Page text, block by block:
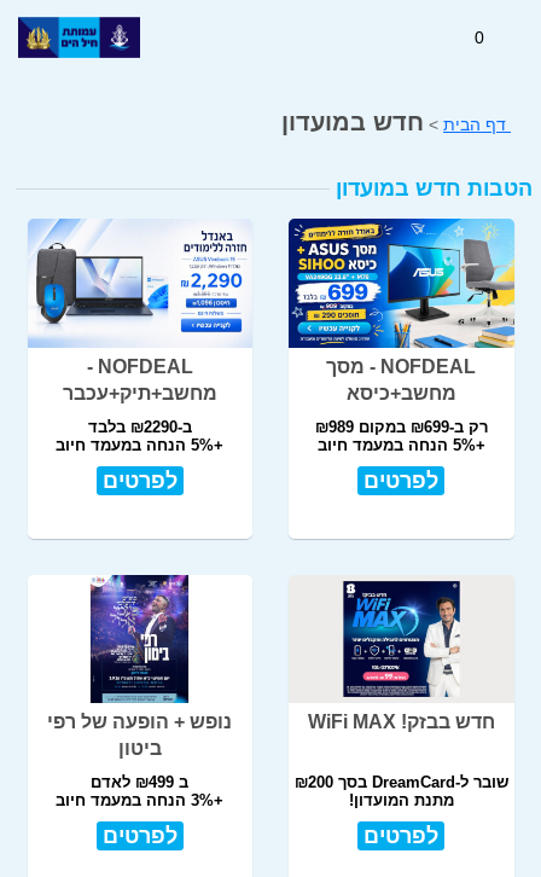
0
דף הבית > חדש במועדון
הטבות חדש במועדון
NOFDEAL - מסך
מחשב+כיסא
רק ב-₪699 במקום ₪989
+5% הנחה במעמד חיוב
לפרטים
NOFDEAL -
מחשב+תיק+עכבר
ב-₪2290 בלבד
+5% הנחה במעמד חיוב
לפרטים
חדש בבזק! WiFi MAX
שובר ל-DreamCard בסך ₪200
מתנת המועדון!
לפרטים
נופש + הופעה של רפי
ביטון
ב ₪499 לאדם
+3% הנחה במעמד חיוב
לפרטים